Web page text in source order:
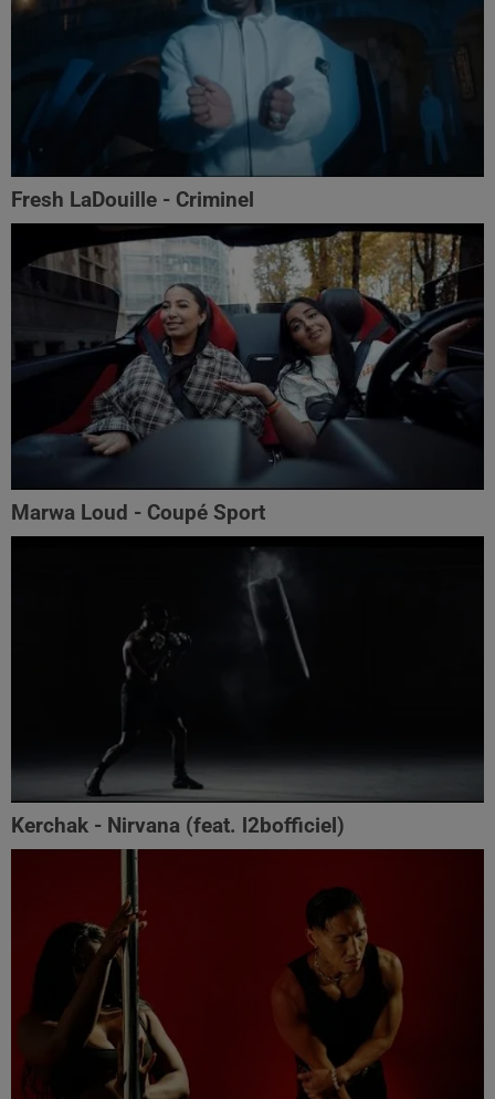
Fresh LaDouille - Criminel
Marwa Loud - Coupé Sport
Kerchak - Nirvana (feat. ‪l2bofficiel‬)